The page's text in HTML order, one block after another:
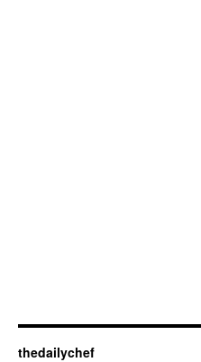
thedailychef